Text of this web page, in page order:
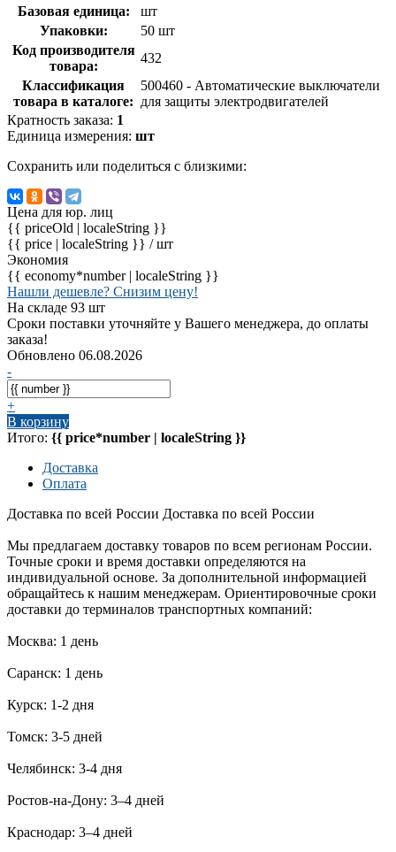
Базовая единица:
шт
Упаковки:
50 шт
Код производителя
товара:
432
Классификация
товара в каталоге:
500460 - Автоматические выключатели
для защиты электродвигателей
Кратность заказа: 1
Единица измерения: шт
Сохранить или поделиться с близкими:
Цена для юр. лиц
{{ priceOld | localeString }}
{{ price | localeString }} / шт
Экономия
{{ economy*number | localeString }}
Нашли дешевле? Снизим цену!
На складе 93 шт
Сроки поставки уточняйте у Вашего менеджера, до оплаты
заказа!
Обновлено 06.08.2026
-
+
В корзину
Итого: {{ price*number | localeString }}
Доставка
Оплата
Доставка по всей России Доставка по всей России
Мы предлагаем доставку товаров по всем регионам России.
Точные сроки и время доставки определяются на
индивидуальной основе. За дополнительной информацией
обращайтесь к нашим менеджерам. Ориентировочные сроки
доставки до терминалов транспортных компаний:
Москва: 1 день
Саранск: 1 день
Курск: 1-2 дня
Томск: 3-5 дней
Челябинск: 3-4 дня
Ростов-на-Дону: 3–4 дней
Краснодар: 3–4 дней